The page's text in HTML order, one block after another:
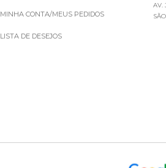
MINHA CONTA/MEUS PEDIDOS
LISTA DE DESEJOS
AV.